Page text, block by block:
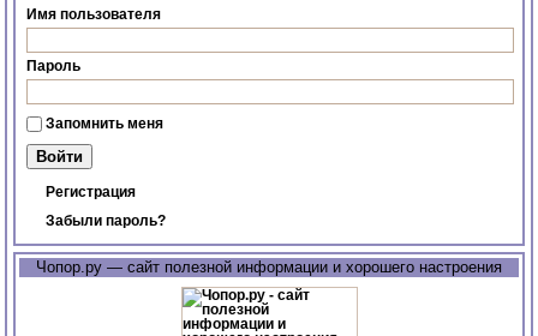
Имя пользователя
Пароль
Запомнить меня
Регистрация
Забыли пароль?
Чопор.ру — сайт полезной информации и хорошего настроения